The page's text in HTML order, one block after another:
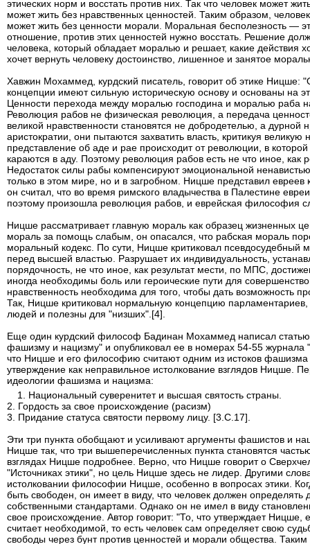
этических норм и восстать против них. Так что человек может
может жить без нравственных ценностей. Таким образом,
может жить без ценности морали. Моральная бесполезность —
отношение, против этих ценностей нужно восстать. Решение
человека, который обладает моралью и решает, какие действия
хочет вернуть человеку достоинство, лишенное и занятое
Хавжин Мохаммед, курдский писатель, говорит об этике Ницше:
концепции имеют сильную историческую основу и основаны на
Ценности перехода между моралью господина и моралью раба
Революция рабов не физическая революция, а передача
великой нравственности становятся не добродетелью, а дурной
аристократии, они пытаются захватить власть, критикуя
представление об аде и рае происходит от революции, в
караются в аду. Поэтому революция рабов есть не что иное, как
Недостаток силы рабы компенсируют эмоциональной
только в этом мире, но и в загробном. Ницше представил евреев
он считал, что во время римского владычества в Палестине
поэтому произошла революция рабов, и еврейская философия
Ницше рассматривает главную мораль как образец жизненных
мораль за помощь слабым, он опасался, что рабская мораль
моральный кодекс. По сути, Ницше критиковал псевдосудебный
перед высшей властью. Разрушает их индивидуальность,
порядочность, не что иное, как результат мести, по МПС,
иногда необходимы боль или героические пути для
нравственность необходима для того, чтобы дать возможность
Так, Ницше критиковал нормальную концепцию
людей и полезны для "низших".[4].
Еще один курдский философ Бадинан Мохаммед написал
фашизму и нацизму" и опубликовал ее в номерах 54-55 журнала
что Ницше и его философию считают одним из истоков фашизма
утверждение как неправильное истолкование взглядов Ницше.
идеологии фашизма и нацизма:
1. Национальный суверенитет и высшая святость страны.
2. Гордость за свое происхождение (расизм)
3. Придание статуса святости первому лицу. [3.C.17].
Эти три пункта обобщают и усиливают аргументы фашистов и
Ницше так, что три вышеперечисленных пункта становятся
взглядах Ницше подробнее. Верно, что Ницше говорит о
"Источниках этики", но цель Ницше здесь не лидер. Другими
истолковании философии Ницше, особенно в вопросах этики.
быть свободен, он имеет в виду, что человек должен определять
собственными стандартами. Однако он не имел в виду
свое происхождение. Автор говорит: "То, что утверждает Ницше,
считает необходимой, то есть человек сам определяет свою
свободы через бунт против ценностей и морали общества.